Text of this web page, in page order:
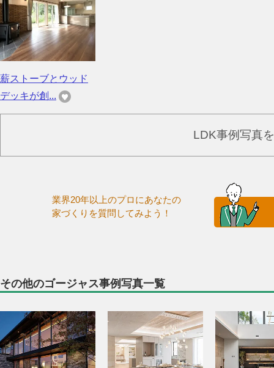
薪ストーブとウッド
デッキが創...
LDK事例写真
業界20年以上のプロにあなたの
家づくりを質問してみよう！
その他のゴージャス事例写真一覧